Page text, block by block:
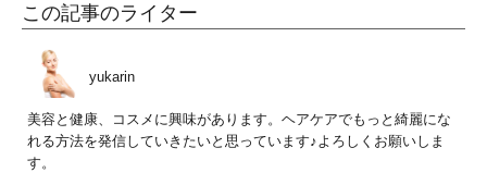
この記事のライター
yukarin
美容と健康、コスメに興味があります。ヘアケアでもっと綺麗にな
れる方法を発信していきたいと思っています♪よろしくお願いしま
す。